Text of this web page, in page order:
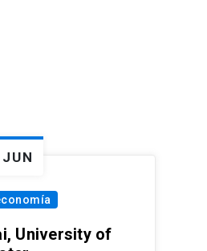
JUN
University of